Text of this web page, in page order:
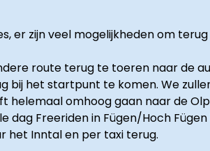
er zijn veel mogelijkheden om
route terug te toeren naar de
bij het startpunt te komen. We
helemaal omhoog gaan naar de
dag Freeriden in Fügen/Hoch Fügen
het Inntal en per taxi terug.